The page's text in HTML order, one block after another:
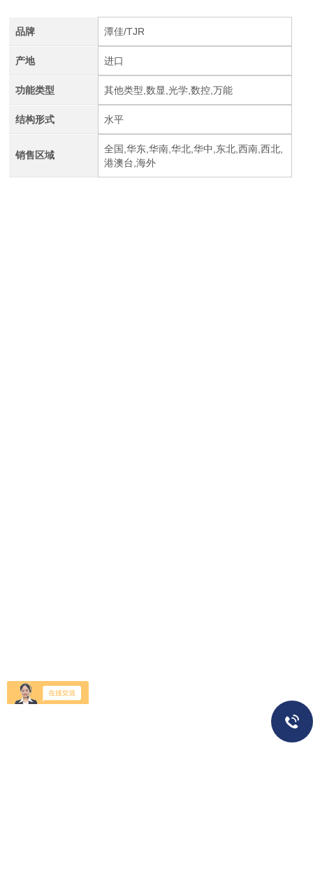
品牌 潭佳/TJR
产地 进口
功能类型 其他类型,数显,光学,数控,万能
结构形式 水平
销售区域
全国,华东,华南,华北,华中,东北,西南,西北,
港澳台,海外